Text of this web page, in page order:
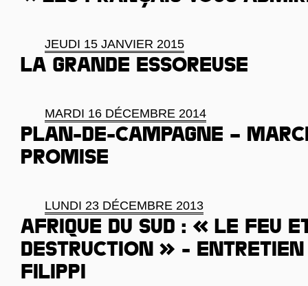
JEUDI 15 JANVIER 2015
La grande essoreuse
MARDI 16 DÉCEMBRE 2014
Plan-de-Campagne –
promise
LUNDI 23 DÉCEMBRE 2013
Afrique du Sud : « Le feu
destruction » - Entretien
Filippi